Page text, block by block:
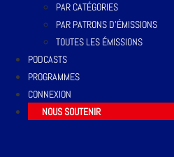
PAR CATÉGORIES
PAR PATRONS D’ÉMISSIONS
TOUTES LES ÉMISSIONS
PODCASTS
PROGRAMMES
CONNEXION
NOUS SOUTENIR